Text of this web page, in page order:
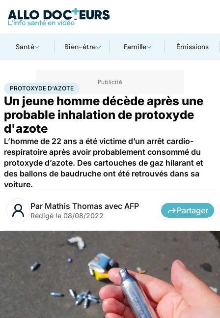
Santé Bien-être Famille Émissions
AccueilSantéMaladiesDrogues et addictions
PROTOXYDE D'AZOTE
Un jeune homme décède après une
probable inhalation de protoxyde
d'azote
L’homme de 22 ans a été victime d’un arrêt cardio-
respiratoire après avoir probablement consommé du
protoxyde d’azote. Des cartouches de gaz hilarant et
des ballons de baudruche ont été retrouvés dans sa
voiture.
Par Mathis Thomas avec AFP
Rédigé le 08/08/2022
Partager